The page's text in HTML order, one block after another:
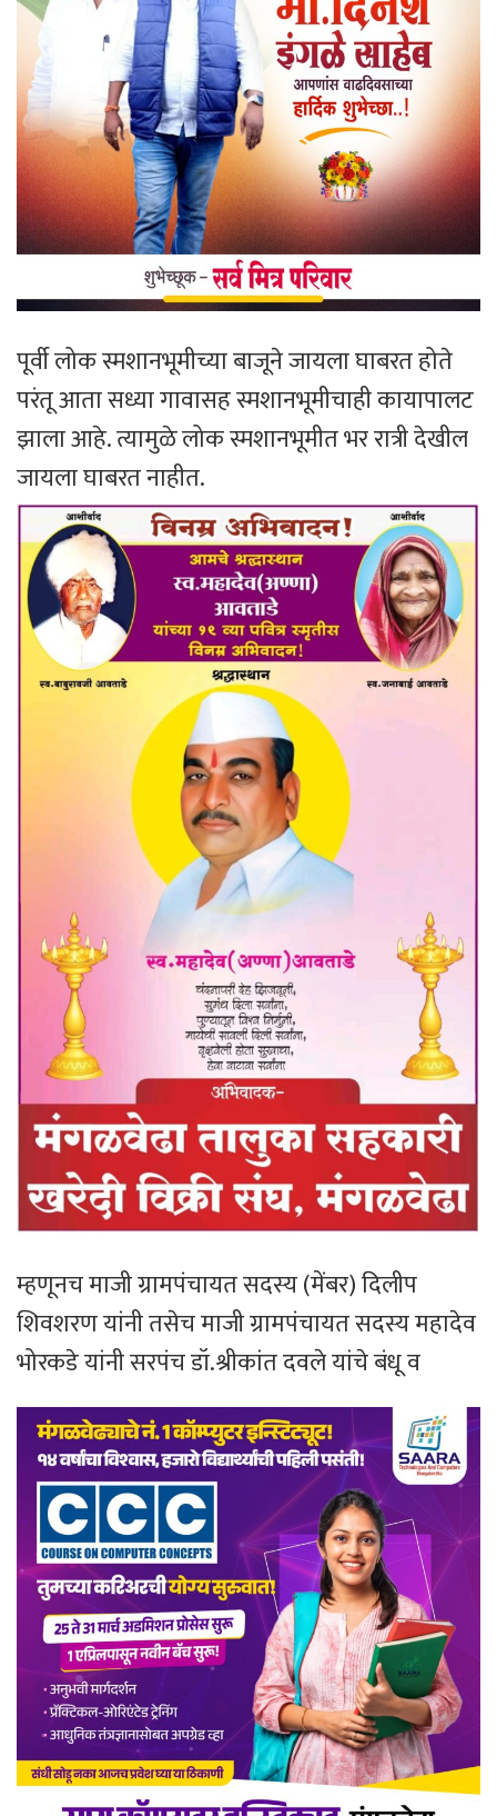
पूर्वी लोक स्मशानभूमीच्या बाजूने जायला घाबरत होते
परंतू आता सध्या गावासह स्मशानभूमीचाही कायापालट
झाला आहे. त्यामुळे लोक स्मशानभूमीत भर रात्री देखील
जायला घाबरत नाहीत.
म्हणूनच माजी ग्रामपंचायत सदस्य (मेंबर) दिलीप
शिवशरण यांनी तसेच माजी ग्रामपंचायत सदस्य महादेव
भोरकडे यांनी सरपंच डॉ.श्रीकांत दवले यांचे बंधू व